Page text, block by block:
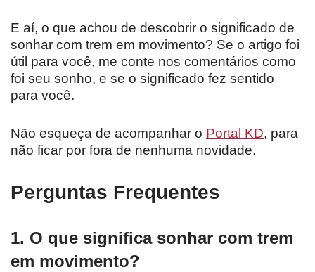
E aí, o que achou de descobrir o significado de
sonhar com trem em movimento? Se o artigo foi
útil para você, me conte nos comentários como
foi seu sonho, e se o significado fez sentido
para você.
Não esqueça de acompanhar o Portal KD, para
não ficar por fora de nenhuma novidade.
Perguntas Frequentes
1. O que significa sonhar com trem
em movimento?